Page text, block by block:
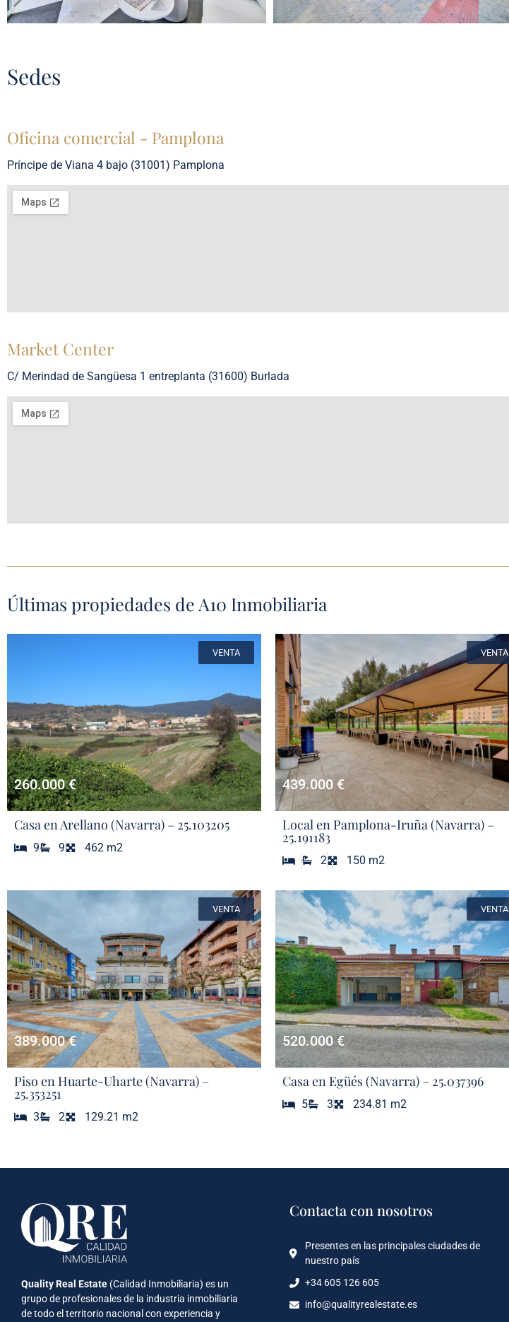
Sedes
Oficina comercial - Pamplona
Príncipe de Viana 4 bajo (31001) Pamplona
Market Center
C/ Merindad de Sangüesa 1 entreplanta (31600) Burlada
Últimas propiedades de A10 Inmobiliaria
VENTA
260.000 €
Casa en Arellano (Navarra) – 25.103205
9 9 462 m2
VENTA
439.000 €
Local en Pamplona-Iruña (Navarra) –
25.191183
2 150 m2
VENTA
389.000 €
Piso en Huarte-Uharte (Navarra) –
25.353251
3 2 129.21 m2
VENTA
520.000 €
Casa en Egüés (Navarra) – 25.037396
5 3 234.81 m2
Quality Real Estate (Calidad Inmobiliaria) es un
grupo de profesionales de la industria inmobiliaria
de todo el territorio nacional con experiencia y
Contacta con nosotros
Presentes en las principales ciudades de
nuestro país
+34 605 126 605
info@qualityrealestate.es